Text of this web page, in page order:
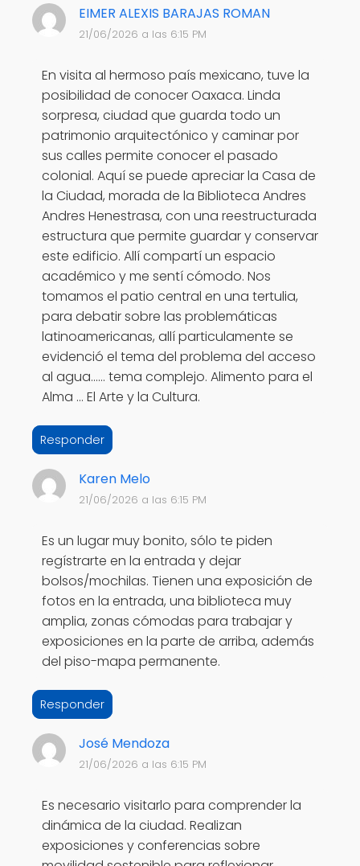
EIMER ALEXIS BARAJAS ROMAN
21/06/2026 a las 6:15 PM
En visita al hermoso país mexicano, tuve la
posibilidad de conocer Oaxaca. Linda
sorpresa, ciudad que guarda todo un
patrimonio arquitectónico y caminar por
sus calles permite conocer el pasado
colonial. Aquí se puede apreciar la Casa de
la Ciudad, morada de la Biblioteca Andres
Andres Henestrasa, con una reestructurada
estructura que permite guardar y conservar
este edificio. Allí compartí un espacio
académico y me sentí cómodo. Nos
tomamos el patio central en una tertulia,
para debatir sobre las problemáticas
latinoamericanas, allí particulamente se
evidenció el tema del problema del acceso
al agua...... tema complejo. Alimento para el
Alma ... El Arte y la Cultura.
Responder
Karen Melo
21/06/2026 a las 6:15 PM
Es un lugar muy bonito, sólo te piden
regístrarte en la entrada y dejar
bolsos/mochilas. Tienen una exposición de
fotos en la entrada, una biblioteca muy
amplia, zonas cómodas para trabajar y
exposiciones en la parte de arriba, además
del piso-mapa permanente.
Responder
José Mendoza
21/06/2026 a las 6:15 PM
Es necesario visitarlo para comprender la
dinámica de la ciudad. Realizan
exposiciones y conferencias sobre